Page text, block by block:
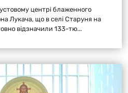
центрі блаженного
Лукача, що в селі Старуня на
відзначили 133-тю...